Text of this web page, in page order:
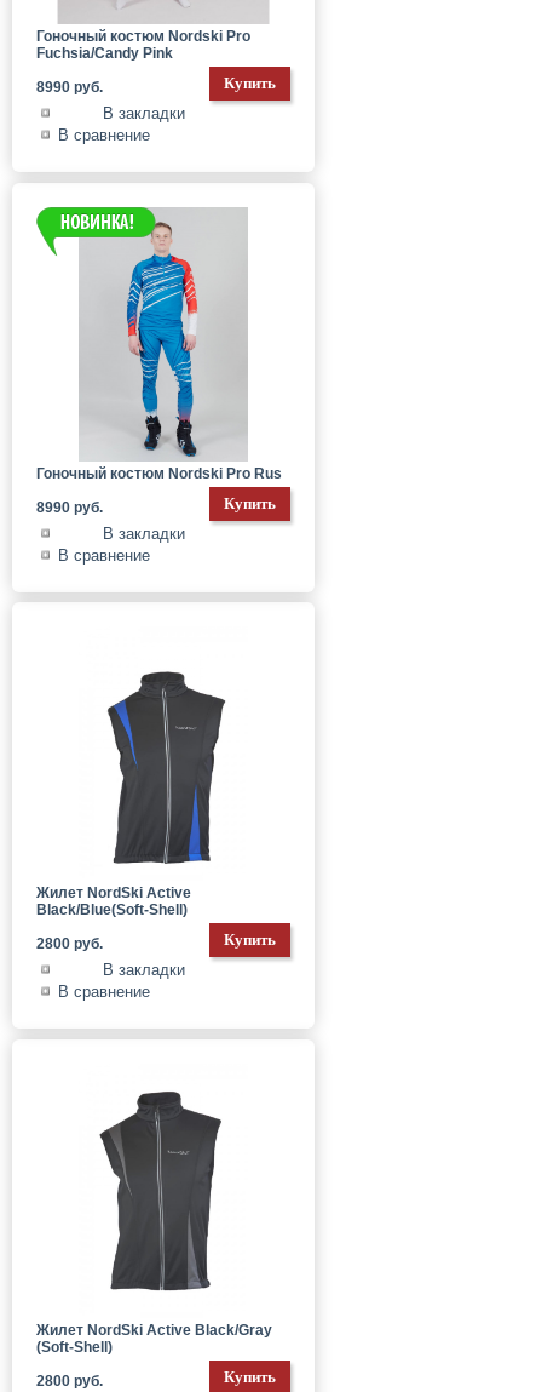
Гоночный костюм Nordski Pro
Fuchsia/Candy Pink
8990 руб.
В закладки
В сравнение
Гоночный костюм Nordski Pro Rus
8990 руб.
В закладки
В сравнение
Жилет NordSki Active
Black/Blue(Soft-Shell)
2800 руб.
В закладки
В сравнение
Жилет NordSki Active Black/Gray
(Soft-Shell)
2800 руб.